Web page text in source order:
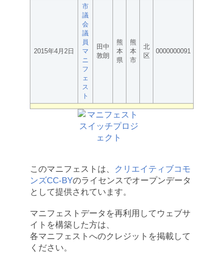
2015年4月2日
市
議
会
議
員
マ
ニ
フ
ェ
ス
ト
田中
敦朗
熊
本
県
熊
本
市
北
区
0000000091
このマニフェストは、
クリエイティブコモ
ンズCC-BYのライセンスでオープンデータ
として提供されています。
マニフェストデータを再利用してウェブサ
イトを構築した方は、
各マニフェストへのクレジットを掲載して
ください。